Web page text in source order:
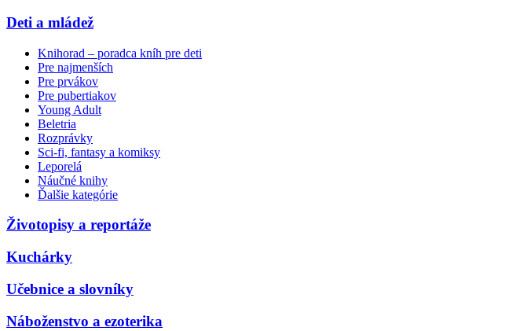
Deti a mládež
Knihorad – poradca kníh pre deti
Pre najmenších
Pre prvákov
Pre pubertiakov
Young Adult
Beletria
Rozprávky
Sci-fi, fantasy a komiksy
Leporelá
Náučné knihy
Ďalšie kategórie
Životopisy a reportáže
Kuchárky
Učebnice a slovníky
Náboženstvo a ezoterika